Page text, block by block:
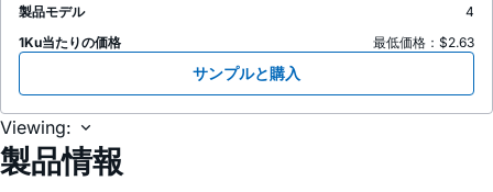
製品モデル
4
1Ku当たりの価格
最低価格：$2.63
サンプルと購入
Viewing:
製品情報